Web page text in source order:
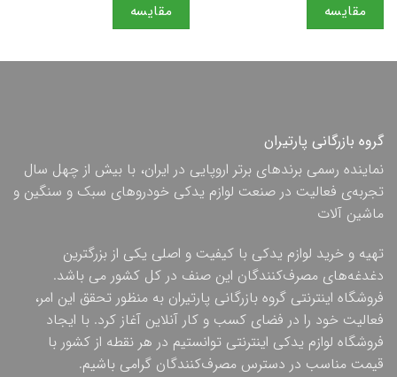
مقایسه مقایسه
گروه بازرگانی پارتیران
نماینده رسمی برندهای برتر اروپایی در ایران، با بیش از چهل سال
تجربه‌ی فعالیت در صنعت لوازم یدکی خودروهای سبک و سنگین و
ماشین آلات
تهیه و خرید لوازم یدکی با کیفیت و اصلی یکی از بزرگترین
دغدغه‌های مصرف‌کنندگان این صنف در کل کشور می باشد.
فروشگاه اینترنتی گروه بازرگانی پارتیران به منظور تحقق این امر،
فعالیت خود را در فضای کسب و کار آنلاین آغاز کرد. با ایجاد
فروشگاه لوازم یدکی اینترنتی توانستیم در هر نقطه از کشور با
قیمت مناسب در دسترس مصرف‌کنندگان گرامی باشیم.